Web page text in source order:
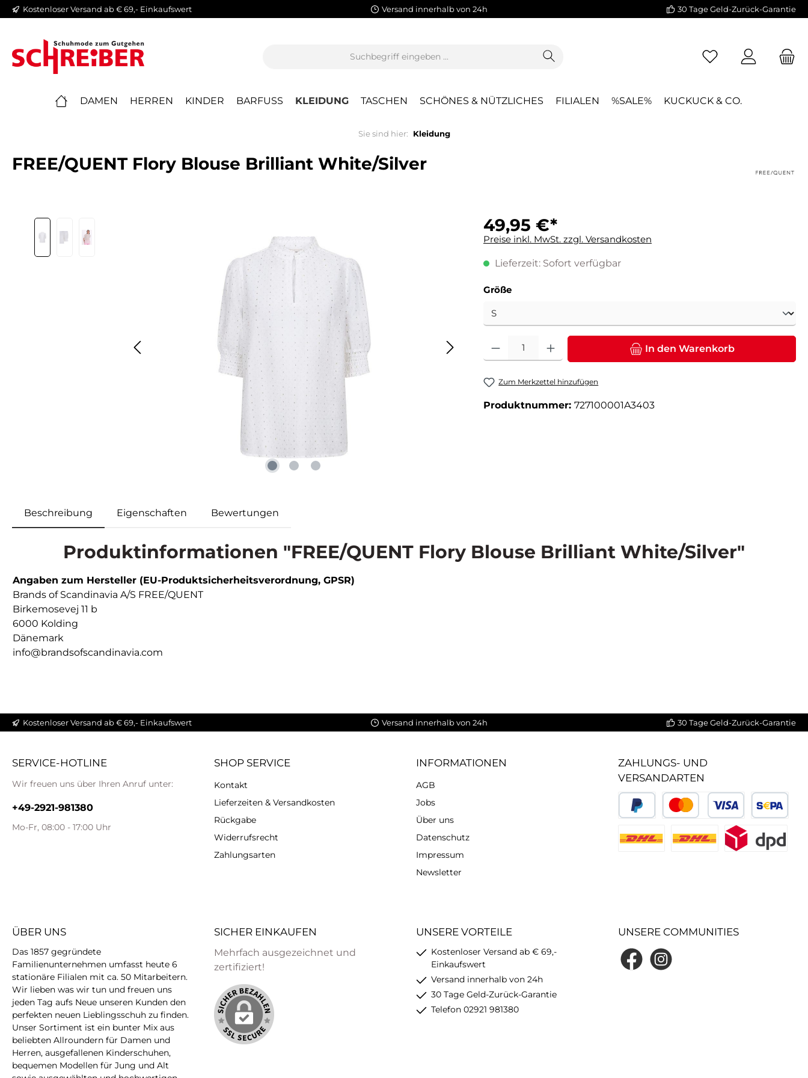
Zur Hauptnavigation springen
Kostenloser Versand ab € 69,- Einkaufswert Versand innerhalb von 24h 30 Tage Geld-Zurück-Garantie
DAMEN HERREN KINDER BARFUSS KLEIDUNG TASCHEN SCHÖNES & NÜTZLICHES FILIALEN %SALE% KUCKUCK & CO.
Sie sind hier: Kleidung
FREE/QUENT Flory Blouse Brilliant White/Silver
Bildergalerie überspringen 49,95 €*
Preise inkl. MwSt. zzgl. Versandkosten
Lieferzeit: Sofort verfügbar
Größeauswählen
Produkt Anzahl: Gib den gewünschten Wert ein oder benutze die Schaltflächen um die
In den Warenkorb
Zum Merkzettel hinzufügen
Produktnummer: 727100001A3403
Beschreibung Eigenschaften Bewertungen
Produktinformationen "FREE/QUENT Flory Blouse Brilliant White/Silver"
Angaben zum Hersteller (EU-Produktsicherheitsverordnung, GPSR)
Brands of Scandinavia A/S FREE/QUENT
Birkemosevej 11 b
6000 Kolding
Dänemark
info@brandsofscandinavia.com
Kostenloser Versand ab € 69,- Einkaufswert Versand innerhalb von 24h 30 Tage Geld-Zurück-Garantie
SERVICE-HOTLINE
Wir freuen uns über Ihren Anruf unter:
+49-2921-981380
Mo-Fr, 08:00 - 17:00 Uhr
SHOP SERVICE
Kontakt
Lieferzeiten & Versandkosten
Rückgabe
Widerrufsrecht
Zahlungsarten
INFORMATIONEN
AGB
Jobs
Über uns
Datenschutz
Impressum
Newsletter
ZAHLUNGS- UND
VERSANDARTEN
ÜBER UNS
Das 1857 gegründete
Familienunternehmen umfasst heute 6
stationäre Filialen mit ca. 50 Mitarbeitern.
Wir lieben was wir tun und freuen uns
jeden Tag aufs Neue unseren Kunden den
perfekten neuen Lieblingsschuh zu finden.
Unser Sortiment ist ein bunter Mix aus
beliebten Allroundern für Damen und
Herren, ausgefallenen Kinderschuhen,
bequemen Modellen für Jung und Alt
SICHER EINKAUFEN
Mehrfach ausgezeichnet und
zertifiziert!
UNSERE VORTEILE
Kostenloser Versand ab € 69,-
Einkaufswert
Versand innerhalb von 24h
30 Tage Geld-Zurück-Garantie
Telefon 02921 981380
UNSERE COMMUNITIES